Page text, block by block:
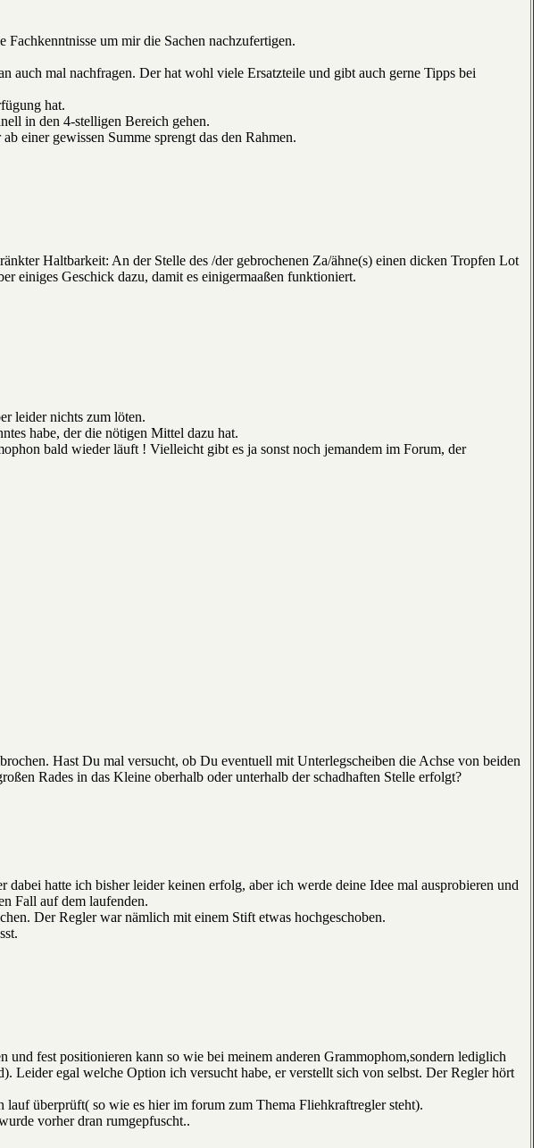
um mir die Sachen nachzufertigen.
auch mal nachfragen. Der hat wohl viele Ersatzteile und gibt auch gerne Tipps bei
hat.
in den 4-stelligen Bereich gehen.
einer gewissen Summe sprengt das den Rahmen.
Haltbarkeit: An der Stelle des /der gebrochenen Za/ähne(s) einen dicken Tropfen Lot
einiges Geschick dazu, damit es einigermaaßen funktioniert.
leider nichts zum löten.
habe, der die nötigen Mittel dazu hat.
bald wieder läuft ! Vielleicht gibt es ja sonst noch jemandem im Forum, der
Hast Du mal versucht, ob Du eventuell mit Unterlegscheiben die Achse von beiden
Rades in das Kleine oberhalb oder unterhalb der schadhaften Stelle erfolgt?
dabei hatte ich bisher leider keinen erfolg, aber ich werde deine Idee mal ausprobieren und
Fall auf dem laufenden.
Der Regler war nämlich mit einem Stift etwas hochgeschoben.
fest positionieren kann so wie bei meinem anderen Grammophom,sondern lediglich
Leider egal welche Option ich versucht habe, er verstellt sich von selbst. Der Regler hört
überprüft( so wie es hier im forum zum Thema Fliehkraftregler steht).
vorher dran rumgepfuscht..